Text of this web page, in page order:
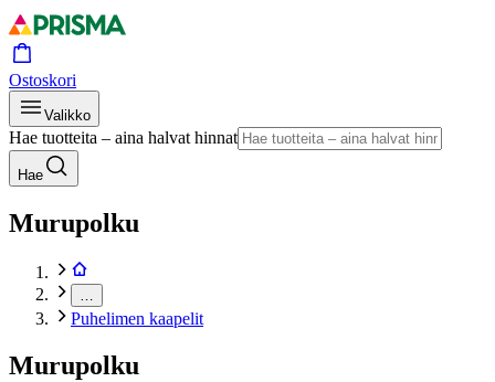
Ostoskori
Valikko
Hae tuotteita – aina halvat hinnat
Hae
Murupolku
Puhelimen kaapelit
Murupolku